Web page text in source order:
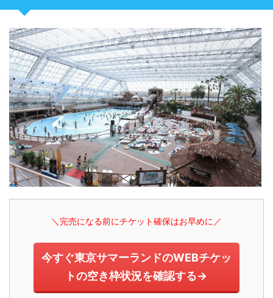
＼完売になる前にチケット確保はお早めに／
今すぐ東京サマーランドのWEBチケッ
トの空き枠状況を確認する→